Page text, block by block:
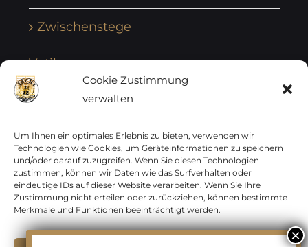
Cookie Zustimmung
verwalten
Um Ihnen ein optimales Erlebnis zu bieten, verwenden wir
Technologien wie Cookies, um Geräteinformationen zu speichern
und/oder darauf zuzugreifen. Wenn Sie diesen Technologien
zustimmen, können wir Daten wie das Surfverhalten oder
eindeutige IDs auf dieser Website verarbeiten. Wenn Sie Ihre
Zustimmung nicht erteilen oder zurückziehen, können bestimmte
Merkmale und Funktionen beeinträchtigt werden.
Zwischenstege
Vatikan
Vereinte Nationen
Vorphilatelie
Zensurbelege Österreich
Zensurbelege Schweiz